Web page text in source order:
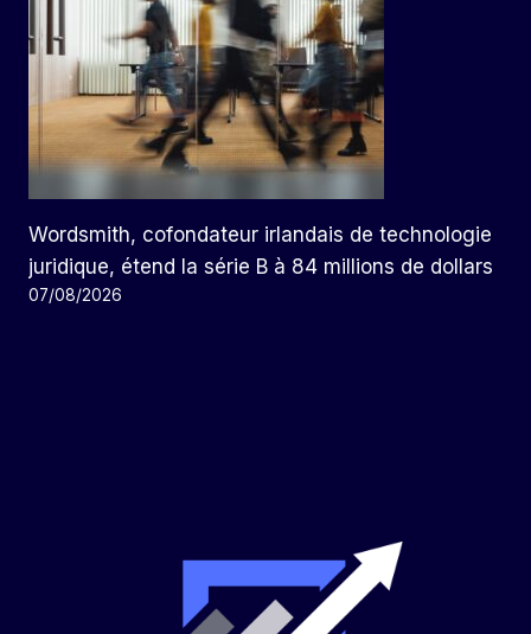
Wordsmith, cofondateur irlandais de technologie
juridique, étend la série B à 84 millions de dollars
07/08/2026